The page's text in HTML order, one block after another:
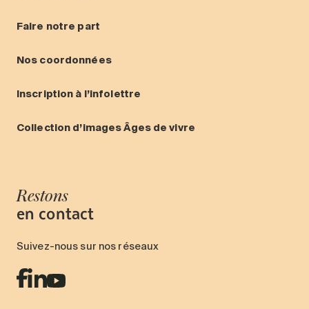
Stationnement
Soins
Courte durée
Notre approche
Emplois
Nouvelles
FAQ
Faire notre part
Nos coordonnées
Inscription à l’infolettre
Collection d’images Âges de vivre
Restons
en contact
Suivez-nous sur nos réseaux